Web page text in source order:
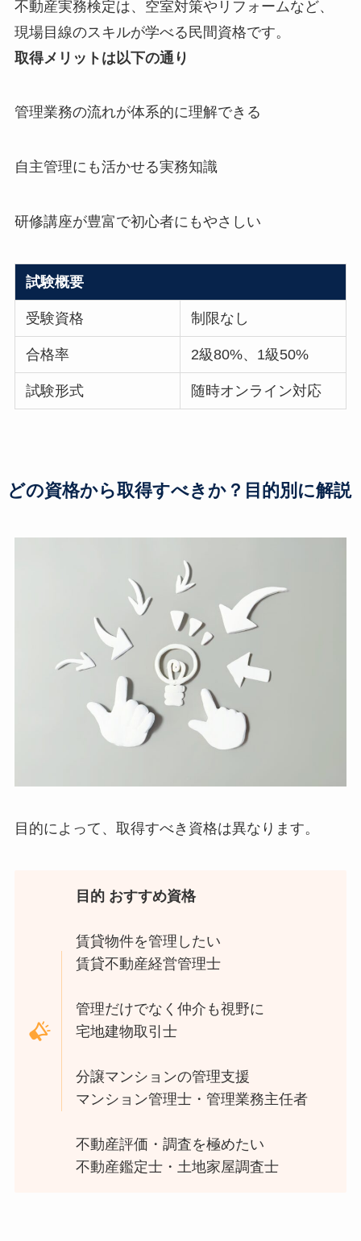
不動産実務検定は、空室対策やリフォームなど、
現場目線のスキルが学べる民間資格です。
取得メリットは以下の通り
管理業務の流れが体系的に理解できる
自主管理にも活かせる実務知識
研修講座が豊富で初心者にもやさしい
試験概要
受験資格 制限なし
合格率 2級80%、1級50%
試験形式 随時オンライン対応
どの資格から取得すべきか？目的別に解説
目的によって、取得すべき資格は異なります。
目的 おすすめ資格
賃貸物件を管理したい
賃貸不動産経営管理士
管理だけでなく仲介も視野に
宅地建物取引士
分譲マンションの管理支援
マンション管理士・管理業務主任者
不動産評価・調査を極めたい
不動産鑑定士・土地家屋調査士